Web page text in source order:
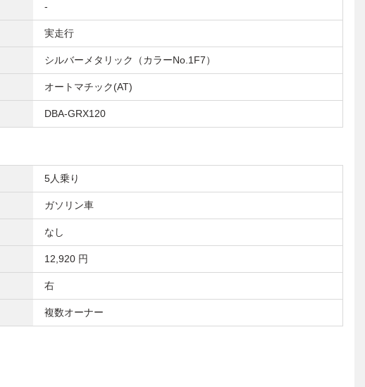
-
実走行
シルバーメタリック（カラーNo.1F7）
オートマチック(AT)
DBA-GRX120
5人乗り
ガソリン車
なし
12,920 円
右
複数オーナー